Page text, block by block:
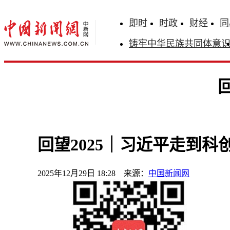
即时 时政 财经
铸牢中华民族共同体意识
回望2025｜习近平走到科
2025年12月29日 18:28 来源： 中国新闻网